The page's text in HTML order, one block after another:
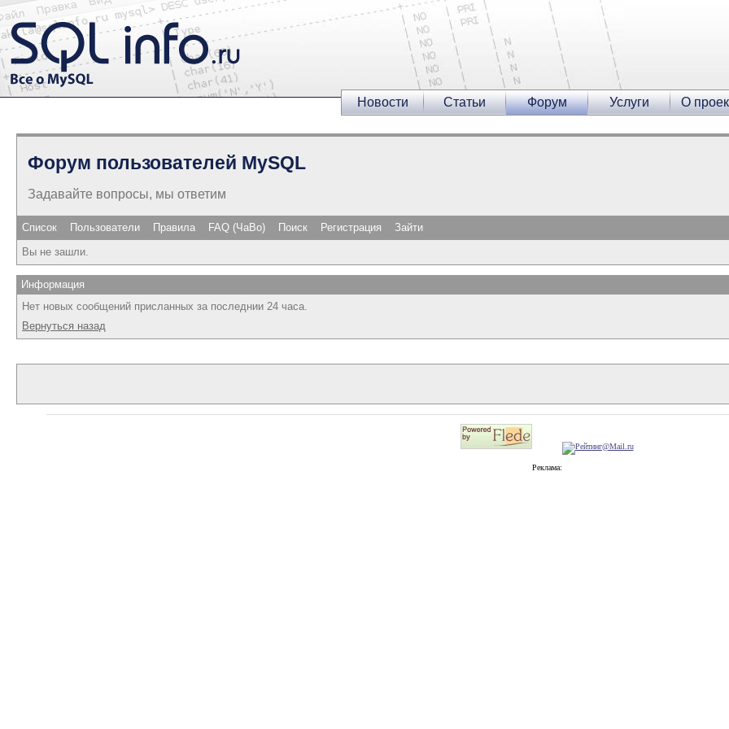
Новости Статьи Форум Услуги О
Форум пользователей MySQL
Задавайте вопросы, мы ответим
Список Пользователи Правила FAQ (ЧаВо) Поиск Регистрация
Зайти
Вы не зашли.
Информация
Нет новых сообщений присланных за последнии 24 часа.
Вернуться назад
Реклама: